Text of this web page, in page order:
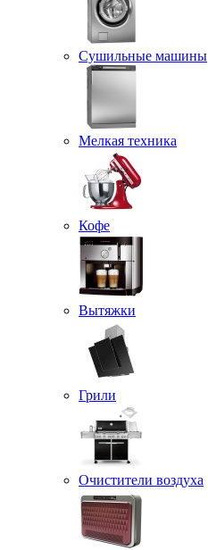
Сушильные машины
Мелкая техника
Кофе
Вытяжки
Грили
Очистители воздуха